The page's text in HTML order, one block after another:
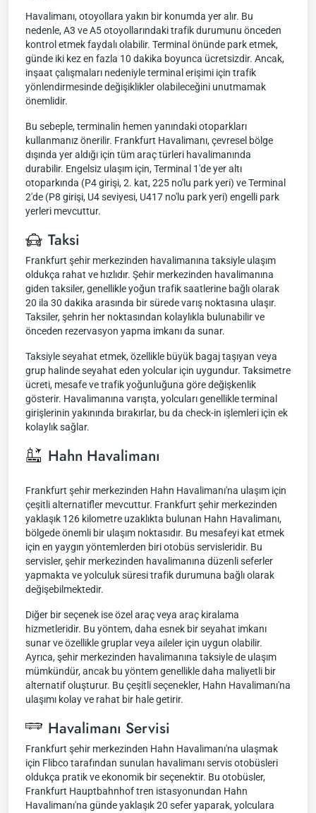
Havalimanı, otoyollara yakın bir konumda yer alır. Bu
nedenle, A3 ve A5 otoyollarındaki trafik durumunu önceden
kontrol etmek faydalı olabilir. Terminal önünde park etmek,
günde iki kez en fazla 10 dakika boyunca ücretsizdir. Ancak,
inşaat çalışmaları nedeniyle terminal erişimi için trafik
yönlendirmesinde değişiklikler olabileceğini unutmamak
önemlidir.
Bu sebeple, terminalin hemen yanındaki otoparkları
kullanmanız önerilir. Frankfurt Havalimanı, çevresel bölge
dışında yer aldığı için tüm araç türleri havalimanında
durabilir. Engelsiz ulaşım için, Terminal 1'de yer altı
otoparkında (P4 girişi, 2. kat, 225 no'lu park yeri) ve Terminal
2'de (P8 girişi, U4 seviyesi, U417 no'lu park yeri) engelli park
yerleri mevcuttur.
Taksi
Frankfurt şehir merkezinden havalimanına taksiyle ulaşım
oldukça rahat ve hızlıdır. Şehir merkezinden havalimanına
giden taksiler, genellikle yoğun trafik saatlerine bağlı olarak
20 ila 30 dakika arasında bir sürede varış noktasına ulaşır.
Taksiler, şehrin her noktasından kolaylıkla bulunabilir ve
önceden rezervasyon yapma imkanı da sunar.
Taksiyle seyahat etmek, özellikle büyük bagaj taşıyan veya
grup halinde seyahat eden yolcular için uygundur. Taksimetre
ücreti, mesafe ve trafik yoğunluğuna göre değişkenlik
gösterir. Havalimanına varışta, yolcuları genellikle terminal
girişlerinin yakınında bırakırlar, bu da check-in işlemleri için ek
kolaylık sağlar.
Hahn Havalimanı
Frankfurt şehir merkezinden Hahn Havalimanı'na ulaşım için
çeşitli alternatifler mevcuttur. Frankfurt şehir merkezinden
yaklaşık 126 kilometre uzaklıkta bulunan Hahn Havalimanı,
bölgede önemli bir ulaşım noktasıdır. Bu mesafeyi kat etmek
için en yaygın yöntemlerden biri otobüs servisleridir. Bu
servisler, şehir merkezinden havalimanına düzenli seferler
yapmakta ve yolculuk süresi trafik durumuna bağlı olarak
değişebilmektedir.
Diğer bir seçenek ise özel araç veya araç kiralama
hizmetleridir. Bu yöntem, daha esnek bir seyahat imkanı
sunar ve özellikle gruplar veya aileler için uygun olabilir.
Ayrıca, şehir merkezinden havalimanına taksiyle de ulaşım
mümkündür, ancak bu yöntem genellikle daha maliyetli bir
alternatif oluşturur. Bu çeşitli seçenekler, Hahn Havalimanı'na
ulaşımı kolay ve rahat bir hale getirir.
Havalimanı Servisi
Frankfurt şehir merkezinden Hahn Havalimanı'na ulaşmak
için Flibco tarafından sunulan havalimanı servis otobüsleri
oldukça pratik ve ekonomik bir seçenektir. Bu otobüsler,
Frankfurt Hauptbahnhof tren istasyonundan Hahn
Havalimanı'na günde yaklaşık 20 sefer yaparak, yolculara